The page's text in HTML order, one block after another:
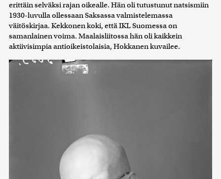
erittäin selväksi rajan oikealle. Hän oli tutustunut natsismiin
1930-luvulla ollessaan Saksassa valmistelemassa
väitöskirjaa. Kekkonen koki, että IKL Suomessa on
samanlainen voima. Maalaisliitossa hän oli kaikkein
aktiivisimpia antioikeistolaisia, Hokkanen kuvailee.